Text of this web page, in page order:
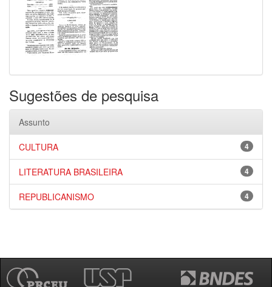
Sugestões de pesquisa
Assunto
4
CULTURA
4
LITERATURA BRASILEIRA
4
REPUBLICANISMO